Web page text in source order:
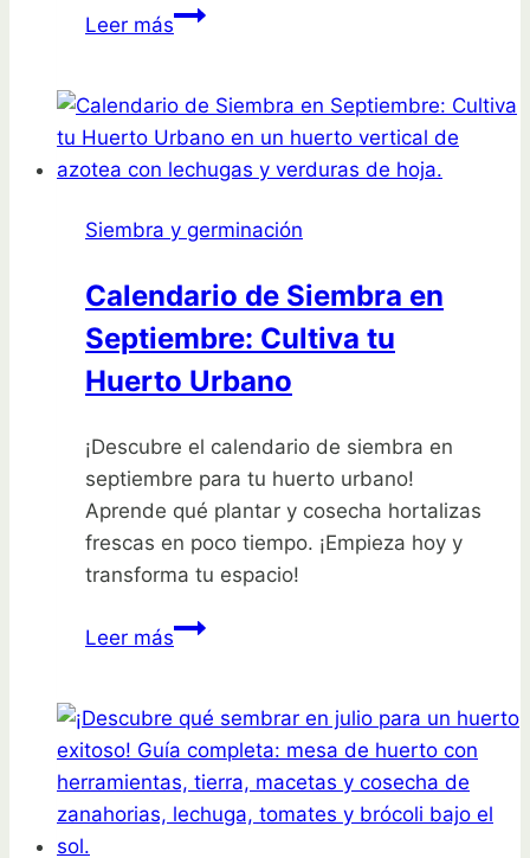
Leer más¡Descubre
para
germinar
brócoli
casa
solo
8
días!
Siembra y germinación
Calendario de Siembra en
Septiembre: Cultiva tu
Huerto Urbano
¡Descubre el calendario de siembra en
septiembre para tu huerto urbano!
Aprende qué plantar y cosecha hortalizas
frescas en poco tiempo. ¡Empieza hoy y
transforma tu espacio!
Leer másCalendario
en
Septiembre:
Cultiva
tu